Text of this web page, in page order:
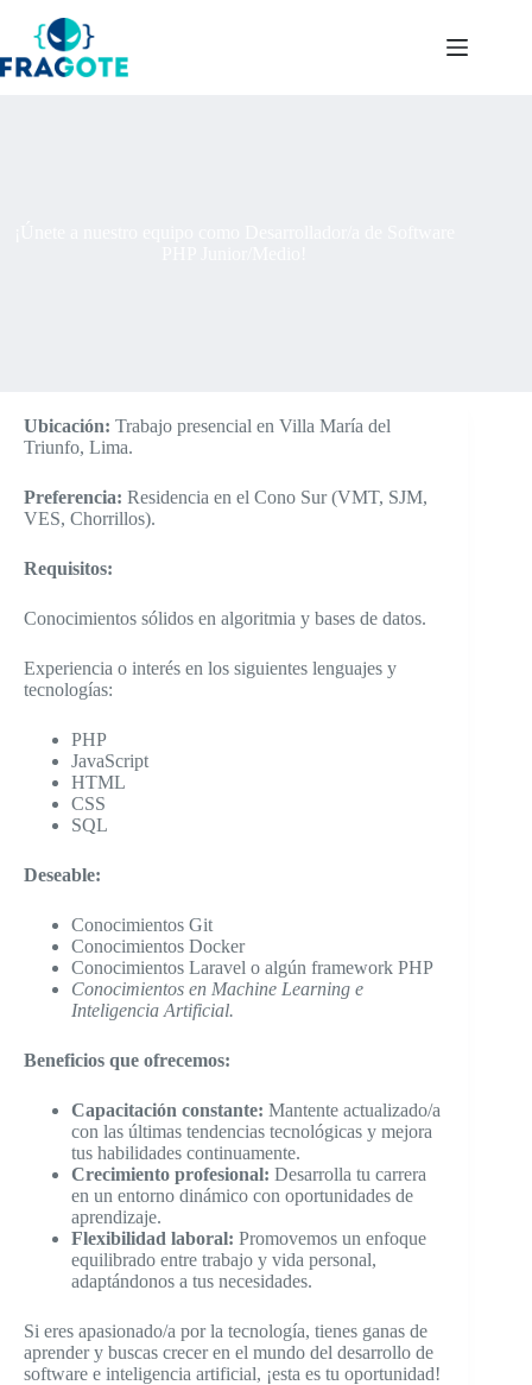
content
Ubicación: Trabajo presencial en Villa María del
Triunfo, Lima.
Preferencia: Residencia en el Cono Sur (VMT, SJM,
VES, Chorrillos).
Requisitos:
Conocimientos sólidos en algoritmia y bases de datos.
Experiencia o interés en los siguientes lenguajes y
tecnologías:
PHP
JavaScript
HTML
CSS
SQL
Deseable:
Conocimientos Git
Conocimientos Docker
Conocimientos Laravel o algún framework PHP
Conocimientos en Machine Learning e
Inteligencia Artificial.
Beneficios que ofrecemos:
Capacitación constante: Mantente actualizado/a
con las últimas tendencias tecnológicas y mejora
tus habilidades continuamente.
Crecimiento profesional: Desarrolla tu carrera
en un entorno dinámico con oportunidades de
aprendizaje.
Flexibilidad laboral: Promovemos un enfoque
equilibrado entre trabajo y vida personal,
adaptándonos a tus necesidades.
Si eres apasionado/a por la tecnología, tienes ganas de
aprender y buscas crecer en el mundo del desarrollo de
software e inteligencia artificial, ¡esta es tu oportunidad!